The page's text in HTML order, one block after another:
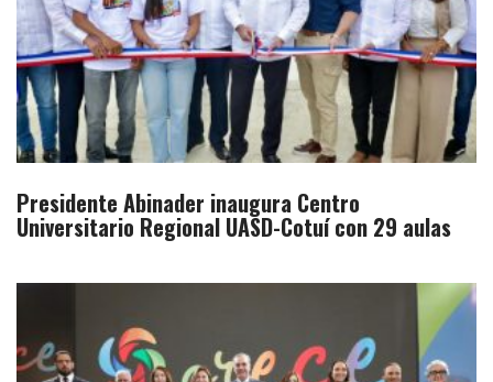
Presidente Abinader inaugura Centro
Universitario Regional UASD-Cotuí con 29 aulas